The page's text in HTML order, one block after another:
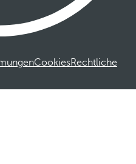
CookiesRechtliche